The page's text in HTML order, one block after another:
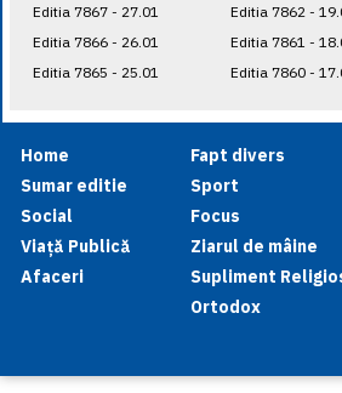
Editia 7867 - 27.01
Editia 7866 - 26.01
Editia 7865 - 25.01
Editia 7862 -
Editia 7861 -
Editia 7860 -
Home
Sumar editie
Social
Viață Publică
Afaceri
Fapt divers
Sport
Focus
Ziarul de mâine
Supliment
Ortodox